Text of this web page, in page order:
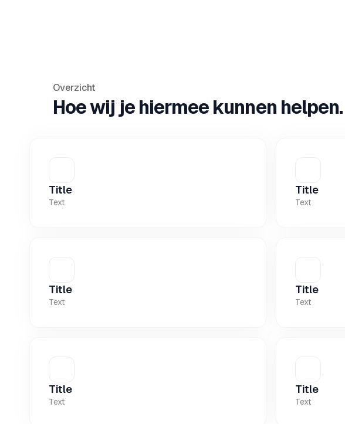
Overzicht
Hoe wij je hiermee kunnen helpen.
Title
Text
Title
Text
Title
Text
Title
Text
Title
Text
Title
Text